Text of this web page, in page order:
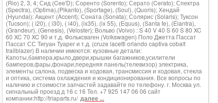
(Rio) 2, 3, 4; Сид (Cee'D); Соренто (Sorento); Серато (Cerato); Спектра
(Spectra), (Optima),(Pikanto), (Sportage), (Soul), (Quoris); Хендай
(Hyundai): Акцент (Accent); Соната (Sonata); Солярис (Solaris); Туксон
(Tucson); ( i20), ( i30), ( i40), (ix35), (ix 55), (Equus), (Santa fe), (Elantra),
(Grandeur), (Genesis), (Veloster); Вольво (Volvo) : S 40 V 40 S 60 S 80 XC
60 XC 70 XC 90 и т.д. Фольксваген (Volkswagen) Поло Джетта Пассат
Пассат СС Тигуан Туарег и т.д. (cruze lacetti orlando captiva cobalt
trailblazer) В наличии имеются: кузовные детали:
Капоты,бампера,крыло,двери,крышки багажников,усилители
бамперов,фары,фонари,передняя панель(телевизор) электрика,
элементы салона, подвеска и ходовая, трансмиссия и ходовая, стекла
и оптика, система охлаждения и кондиционирования. Все вопросы по
наличию и стоимости запчастей задавайте по телефону. г. Москва ул.
сигнальный проезд д 16 с 16 Тел. +7 925 147 06 06 сайт
компании:http://triaparts.ru/ далее ...